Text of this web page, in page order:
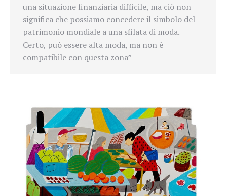
una situazione finanziaria difficile, ma ciò non
significa che possiamo concedere il simbolo del
patrimonio mondiale a una sfilata di moda.
Certo, può essere alta moda, ma non è
compatibile con questa zona”